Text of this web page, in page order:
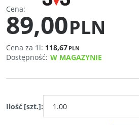
Cena:
89,00PLN
Cena za 1l: 118,67 PLN
Dostępność: W MAGAZYNIE
Ilość [szt.]: